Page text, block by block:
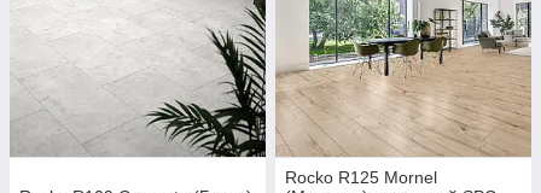
Rocko R125 Mornel